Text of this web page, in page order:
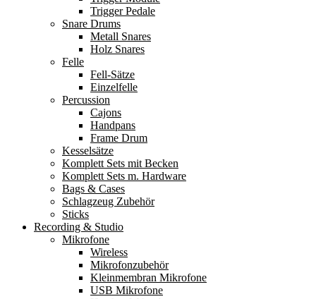
Trigger Pedale
Snare Drums
Metall Snares
Holz Snares
Felle
Fell-Sätze
Einzelfelle
Percussion
Cajons
Handpans
Frame Drum
Kesselsätze
Komplett Sets mit Becken
Komplett Sets m. Hardware
Bags & Cases
Schlagzeug Zubehör
Sticks
Recording & Studio
Mikrofone
Wireless
Mikrofonzubehör
Kleinmembran Mikrofone
USB Mikrofone